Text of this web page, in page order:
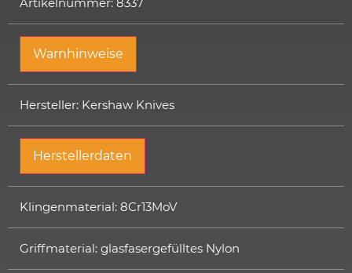
Warnhinweise
Hersteller: Kershaw Knives
Herstellerdaten
Klingenmaterial: 8Cr13MoV
Griffmaterial: glasfasergefülltes Nylon